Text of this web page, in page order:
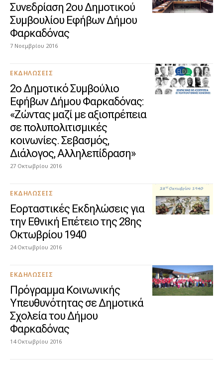
Συνεδρίαση 2ου Δημοτικού
Συμβουλίου Εφήβων Δήμου
Φαρκαδόνας
7 Νοεμβρίου 2016
ΕΚΔΗΛΏΣΕΙΣ
2ο Δημοτικό Συμβούλιο
Εφήβων Δήμου Φαρκαδόνας:
«Ζώντας μαζί με αξιοπρέπεια
σε πολυπολιτισμικές
κοινωνίες. Σεβασμός,
Διάλογος, Αλληλεπίδραση»
27 Οκτωβρίου 2016
ΕΚΔΗΛΏΣΕΙΣ
Εορταστικές Εκδηλώσεις για
την Εθνική Επέτειο της 28ης
Οκτωβρίου 1940
24 Οκτωβρίου 2016
ΕΚΔΗΛΏΣΕΙΣ
Πρόγραμμα Κοινωνικής
Υπευθυνότητας σε Δημοτικά
Σχολεία του Δήμου
Φαρκαδόνας
14 Οκτωβρίου 2016